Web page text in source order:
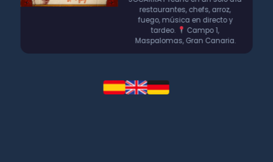
restaurantes, chefs, arroz,
fuego, música en directo y
tardeo.
Campo 1,
Maspalomas, Gran Canaria.